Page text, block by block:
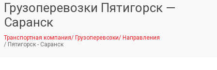
Грузоперевозки Пятигорск —
Саранск
Транспортная компания/ Грузоперевозки/ Направления
/ Пятигорск - Саранск